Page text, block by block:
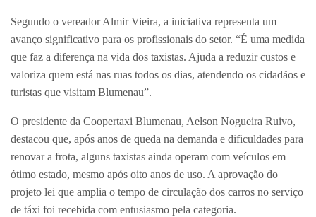
Segundo o vereador Almir Vieira, a iniciativa representa um
avanço significativo para os profissionais do setor. “É uma medida
que faz a diferença na vida dos taxistas. Ajuda a reduzir custos e
valoriza quem está nas ruas todos os dias, atendendo os cidadãos e
turistas que visitam Blumenau”.
O presidente da Coopertaxi Blumenau, Aelson Nogueira Ruivo,
destacou que, após anos de queda na demanda e dificuldades para
renovar a frota, alguns taxistas ainda operam com veículos em
ótimo estado, mesmo após oito anos de uso. A aprovação do
projeto lei que amplia o tempo de circulação dos carros no serviço
de táxi foi recebida com entusiasmo pela categoria.